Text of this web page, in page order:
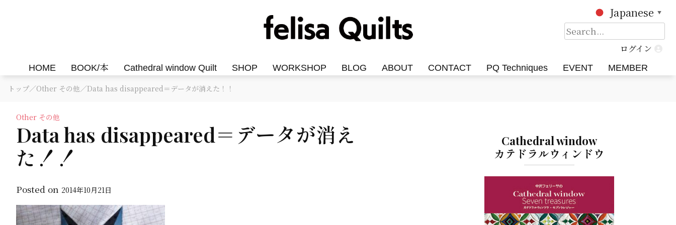
Japanese ▼
検
索:
ログイン
HOME BOOK/本 Cathedral window Quilt SHOP WORKSHOP BLOG ABOUT CONTACT PQ Techniques EVENT MEMBER
トップ／Other その他／Data has disappeared＝データが消えた！！
Other その他
Data has disappeared＝データが消え
た！！
Posted on 2014年10月21日
Cathedral window
カテドラルウィンドウ